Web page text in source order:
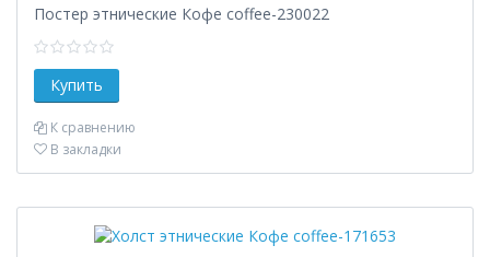
Постер этнические Кофе coffee-230022
К сравнению
В закладки